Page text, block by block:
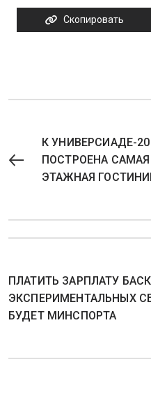
Скопировать
К УНИВЕРСИАДЕ-
ПОСТРОЕНА
ЭТАЖНАЯ
ПЛАТИТЬ ЗАРПЛАТУ
ЭКСПЕРИМЕНТАЛЬНЫХ
БУДЕТ МИНСПОРТА